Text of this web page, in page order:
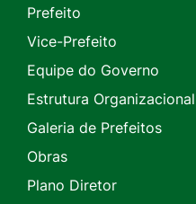
Prefeito
Vice-Prefeito
Equipe do Governo
Estrutura Organizacional
Galeria de Prefeitos
Obras
Plano Diretor